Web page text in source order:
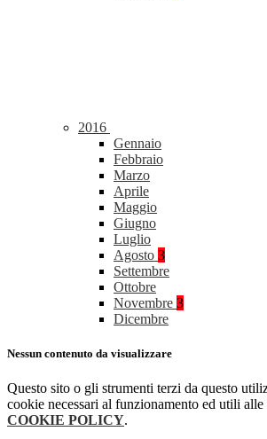
2016
Gennaio
Febbraio
Marzo
Aprile
Maggio
Giugno
Luglio
Agosto 3
Settembre
Ottobre
Novembre 3
Dicembre
Nessun contenuto da visualizzare
Questo sito o gli strumenti terzi da questo
cookie necessari al funzionamento ed utili
COOKIE POLICY.